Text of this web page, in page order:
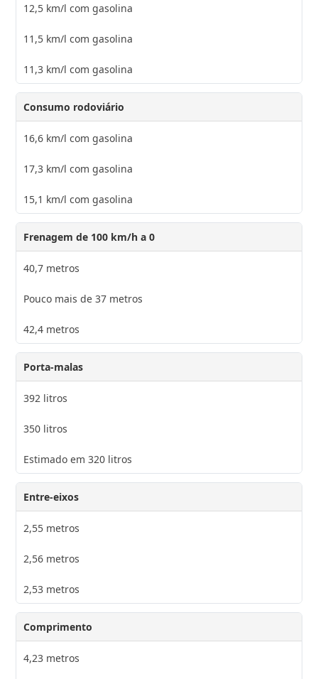
12,5 km/l com gasolina
11,5 km/l com gasolina
11,3 km/l com gasolina
Consumo rodoviário
16,6 km/l com gasolina
17,3 km/l com gasolina
15,1 km/l com gasolina
Frenagem de 100 km/h a 0
40,7 metros
Pouco mais de 37 metros
42,4 metros
Porta-malas
392 litros
350 litros
Estimado em 320 litros
Entre-eixos
2,55 metros
2,56 metros
2,53 metros
Comprimento
4,23 metros